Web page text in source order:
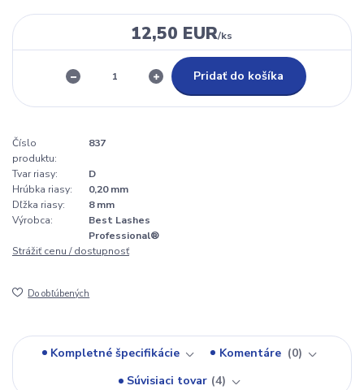
12,50 EUR/ks
Pridať do košíka
Číslo
produktu:
837
Tvar riasy:
D
Hrúbka riasy:
0,20 mm
Dľžka riasy:
8 mm
Výrobca:
Best Lashes
Professional®
Strážiť cenu / dostupnosť
Do obľúbených
Kompletné špecifikácie Komentáre
0
Súvisiaci tovar 4